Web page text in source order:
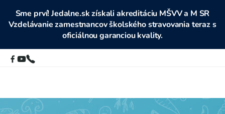
Sme prví! Jedalne.sk získali akreditáciu MŠVV a M SR
Vzdelávanie zamestnancov školského stravovania teraz s
oficiálnou garanciou kvality.